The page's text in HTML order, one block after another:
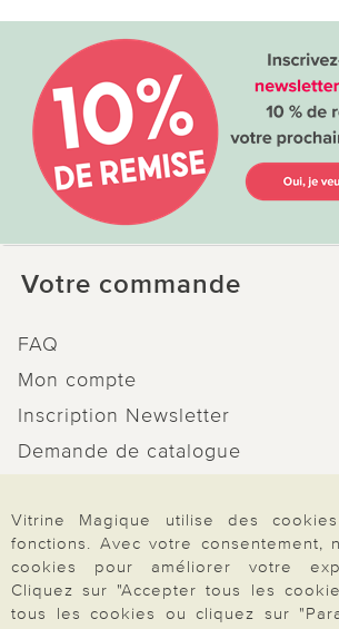
Votre commande
FAQ
Mon compte
Inscription Newsletter
Demande de catalogue
Droit de rétractation
Rétractation
Vitrine Magique utilise des
fonctions. Avec votre consentement,
cookies pour améliorer votre
Cliquez sur "Accepter tous les
tous les cookies ou cliquez sur